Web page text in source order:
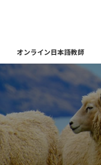
オンライン日本語教師